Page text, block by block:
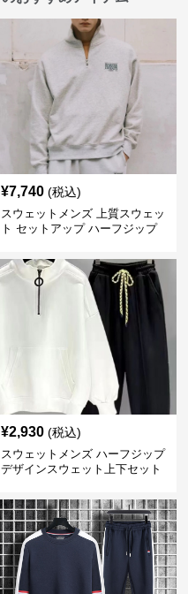
¥7,740 (税込)
スウェットメンズ 上質スウェッ
ト セットアップ ハーフジップ
¥2,930 (税込)
スウェットメンズ ハーフジップ
デザインスウェット上下セット